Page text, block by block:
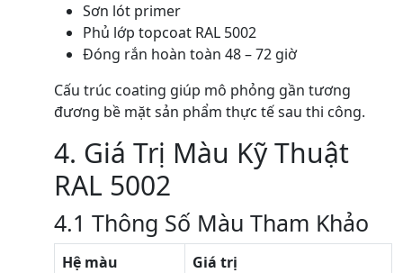
Sơn lót primer
Phủ lớp topcoat RAL 5002
Đóng rắn hoàn toàn 48 – 72 giờ
Cấu trúc coating giúp mô phỏng gần tương
đương bề mặt sản phẩm thực tế sau thi công.
4. Giá Trị Màu Kỹ Thuật
RAL 5002
4.1 Thông Số Màu Tham Khảo
Hệ màu
Giá trị